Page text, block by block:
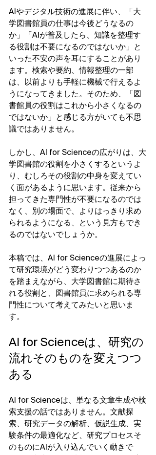
AIやデジタル技術の進展に伴い、「大
学図書館員の仕事は今後どうなるの
か」「AIが普及したら、知識を整理す
る役割は不要になるのではないか」と
いった不安の声を耳にすることがあり
ます。検索や要約、情報整理の一部
は、以前よりも手軽に機械で行えるよ
うになってきました。そのため、「図
書館員の役割はこれから小さくなるの
ではないか」と感じる方がいても不思
議ではありません。
しかし、AI for Scienceの広がりは、大
学図書館の役割を小さくするというよ
り、むしろその役割の中身を変えてい
く面があるように思います。従来から
担ってきた専門性が不要になるのでは
なく、別の場面で、よりはっきり求め
られるようになる、という見方もでき
るのではないでしょうか。
本稿では、AI for Scienceの進展によっ
て研究環境がどう変わりつつあるのか
を踏まえながら、大学図書館に期待さ
れる役割と、図書館員に求められる専
門性について考えてみたいと思いま
す。
AI for Scienceは、研究の
流れそのものを変えつつ
ある
AI for Scienceは、単なる文章生成や検
索支援の話ではありません。文献探
索、研究データの解析、仮説生成、実
験条件の最適化など、研究プロセスそ
のものにAIが入り込んでいく動きで